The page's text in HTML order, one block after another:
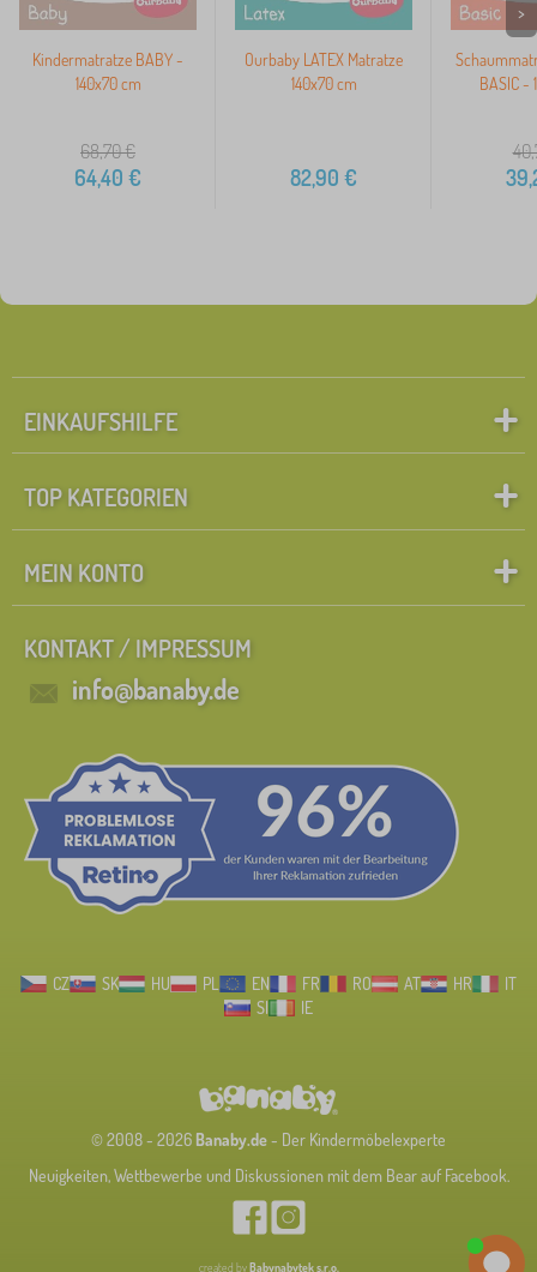
Kindermatratze BABY -
140x70 cm
68,70€
64,40 €
Ourbaby LATEX Matratze
140x70 cm
82,90 €
BASIC -
>
EINKAUFSHILFE
TOP KATEGORIEN
MEIN KONTO
KONTAKT / IMPRESSUM
info@banaby.de
CZ SK HU PL EN FR RO AT HR
IT
SI
IE
© 2008 - 2026 Banaby.de- Der Kindermöbelexperte
Neuigkeiten, Wettbewerbe und Diskussionen mit dem Bear auf Facebook.
created by Babynabytek s.r.o.